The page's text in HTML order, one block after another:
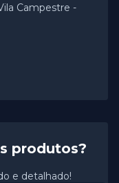
Campestre -
produtos?
e detalhado!